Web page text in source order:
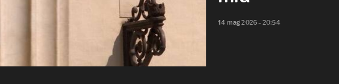
14 mag 2026 - 20:54